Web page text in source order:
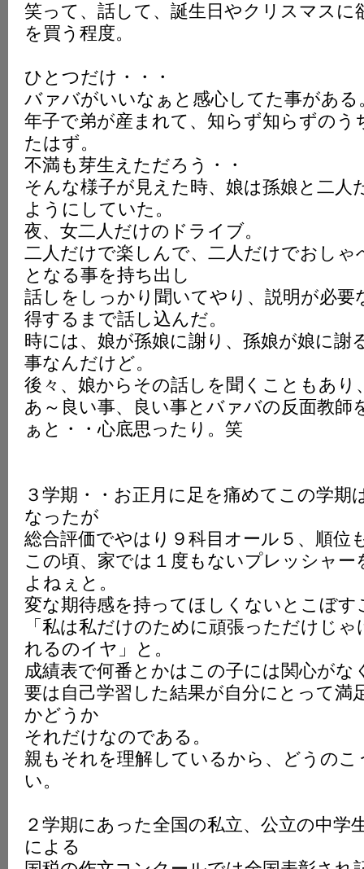
笑って、話して、誕生日やクリスマスに
を買う程度。
ひとつだけ・・・
バァバがいいなぁと感心してた事がある
年子で弟が産まれて、知らず知らずのう
たはず。
不満も芽生えただろう・・
そんな様子が見えた時、娘は孫娘と二人
ようにしていた。
夜、女二人だけのドライブ。
二人だけで楽しんで、二人だけでおしゃ
となる事を持ち出し
話しをしっかり聞いてやり、説明が必要
得するまで話し込んだ。
時には、娘が孫娘に謝り、孫娘が娘に謝
事なんだけど。
後々、娘からその話しを聞くこともあり
あ～良い事、良い事とバァバの反面教師
ぁと・・心底思ったり。笑
３学期・・お正月に足を痛めてこの学期
なったが
総合評価でやはり９科目オール５、順位
この頃、家では１度もないプレッシャー
よねぇと。
変な期待感を持ってほしくないとこぼす
「私は私だけのために頑張っただけじ
れるのイヤ」と。
成績表で何番とかはこの子には関心がな
要は自己学習した結果が自分にとって満
かどうか
それだけなのである。
親もそれを理解しているから、どうのこ
い。
２学期にあった全国の私立、公立の中学
による